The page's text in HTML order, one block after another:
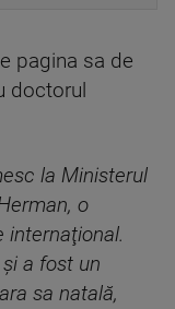
pagina sa de
doctorul
la Ministerul
o
internaţional.
a fost un
sa natală,